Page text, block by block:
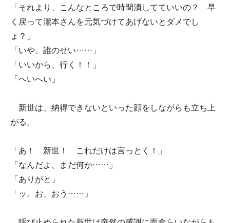
「それより、こんなところで時間潰してていいの？ 早
く戻って瀧本さんを元気づけてあげないとダメでし
ょ？」
「いや、誰のせい……」
「いいから、行く！！」
「へいへい」
新世は、納得できないといった顔をしながらも立ち上
がる。
「あ！ 新世！ これだけは言っとく！」
「なんだよ、まだ何か……」
「ありがと」
「ッ。お、おう……」